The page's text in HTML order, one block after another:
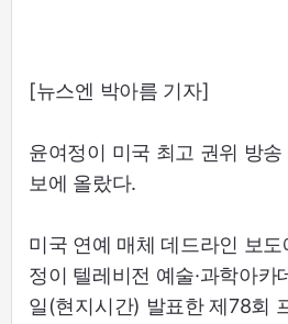
[뉴스엔 박아름 기자]
윤여정이 미국 최고 권위 방
보에 올랐다.
미국 연예 매체 데드라인 보
정이 텔레비전 예술·과학아카
일(현지시간) 발표한 제78회